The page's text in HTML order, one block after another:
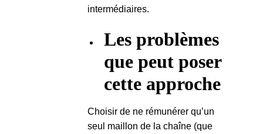
intermédiaires.
Les problèmes
que peut poser
cette approche
Choisir de ne rémunérer qu’un
seul maillon de la chaîne (que